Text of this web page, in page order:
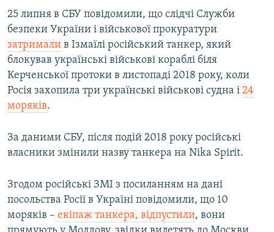
25 липня в СБУ повідомили, що слідчі Служби
безпеки України і військової прокуратури
затримали в Ізмаїлі російський танкер, який
блокував українські військові кораблі біля
Керченської протоки в листопаді 2018 року, коли
Росія захопила три українські військові судна і 24
моряків.
За даними СБУ, після подій 2018 року російські
власники змінили назву танкера на Nika Spirit.
Згодом російські ЗМІ з посиланням на дані
посольства Росії в Україні повідомили, що 10
моряків – екіпаж танкера, відпустили, вони